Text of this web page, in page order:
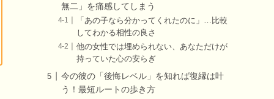
無二」を痛感してしまう
「あの子なら分かってくれたのに」…比較
してわかる相性の良さ
他の女性では埋められない、あなただけが
持っていた心の安らぎ
今の彼の「後悔レベル」を知れば復縁は叶
う！最短ルートの歩き方